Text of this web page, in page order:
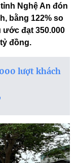
Nghệ An đón
bằng 122% so
đạt 350.000
đồng.
lượt khách